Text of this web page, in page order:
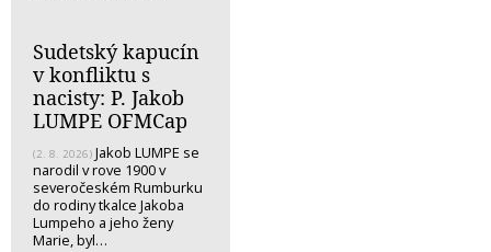
Sudetský kapucín
v konfliktu s
nacisty: P. Jakob
LUMPE OFMCap
(2. 8. 2026) Jakob LUMPE se
narodil v rove 1900 v
severočeském Rumburku
do rodiny tkalce Jakoba
Lumpeho a jeho ženy
Marie, byl…